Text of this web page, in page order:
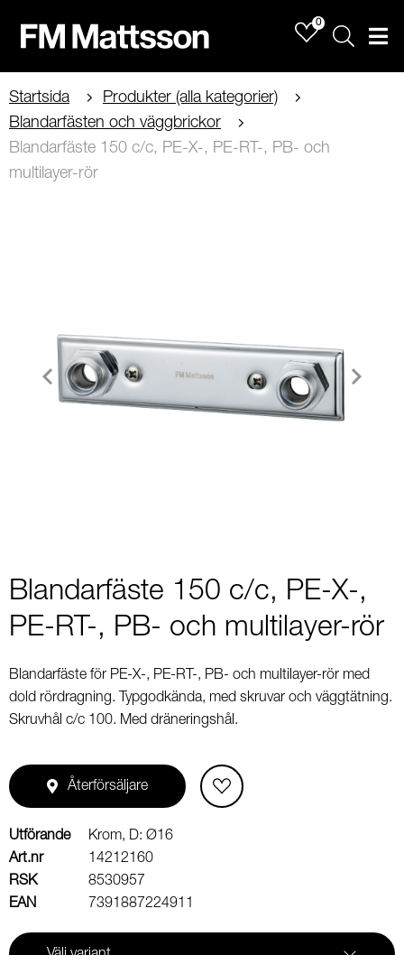
0
Sök
Startsida
Produkter (alla kategorier)
Blandarfästen och väggbrickor
Blandarfäste 150 c/c, PE-X-, PE-RT-, PB- och
multilayer-rör
Blandarfäste 150 c/c, PE-X-,
PE-RT-, PB- och multilayer-rör
Blandarfäste för PE-X-, PE-RT-, PB- och multilayer-rör med
dold rördragning. Typgodkända, med skruvar och väggtätning.
Skruvhål c/c 100. Med dräneringshål.
Återförsäljare
Utförande
Krom, D: Ø16
Art.nr
14212160
RSK
8530957
EAN
7391887224911